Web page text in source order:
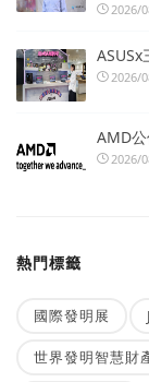
2026/
ASUSx
2026/
AMD
2026/
熱門標籤
國際發明展
世界發明智慧財